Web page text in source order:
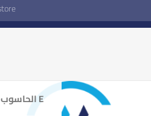
الحاسوب E